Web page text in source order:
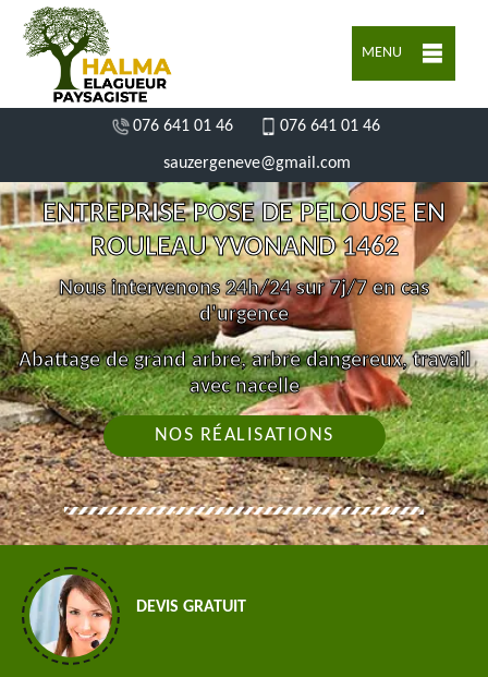
MENU
076 641 01 46 076 641 01 46
sauzergeneve@gmail.com
ENTREPRISE POSE DE PELOUSE EN
ROULEAU YVONAND 1462
Nous intervenons 24h/24 sur 7j/7 en cas
d'urgence
Abattage de grand arbre, arbre dangereux, travail
avec nacelle
NOS RÉALISATIONS
DEVIS GRATUIT